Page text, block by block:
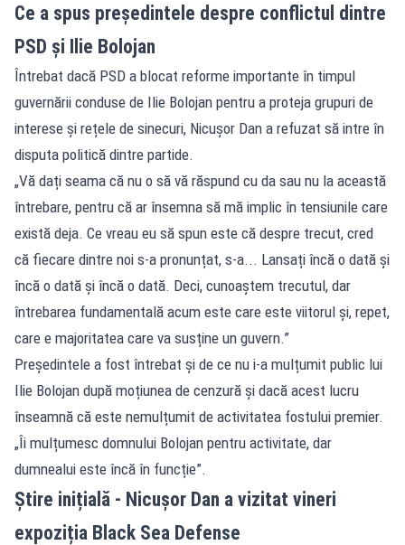
Ce a spus președintele despre conflictul dintre
PSD și Ilie Bolojan
Întrebat dacă PSD a blocat reforme importante în timpul
guvernării conduse de Ilie Bolojan pentru a proteja grupuri de
interese și rețele de sinecuri, Nicușor Dan a refuzat să intre în
disputa politică dintre partide.
„Vă dați seama că nu o să vă răspund cu da sau nu la această
întrebare, pentru că ar însemna să mă implic în tensiunile care
există deja. Ce vreau eu să spun este că despre trecut, cred
că fiecare dintre noi s-a pronunțat, s-a... Lansați încă o dată și
încă o dată și încă o dată. Deci, cunoaștem trecutul, dar
întrebarea fundamentală acum este care este viitorul și, repet,
care e majoritatea care va susține un guvern.”
Președintele a fost întrebat și de ce nu i-a mulțumit public lui
Ilie Bolojan după moțiunea de cenzură și dacă acest lucru
înseamnă că este nemulțumit de activitatea fostului premier.
„Îi mulțumesc domnului Bolojan pentru activitate, dar
dumnealui este încă în funcție”.
Știre inițială - Nicușor Dan a vizitat vineri
expoziția Black Sea Defense